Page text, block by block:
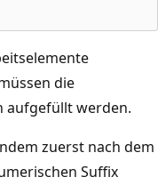
die
aufgefüllt werden.
zuerst nach dem
Suffix